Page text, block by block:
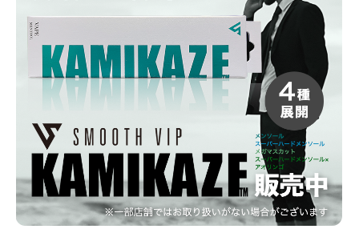
の
た
し
な
2.1
ディ
テー
ルに
こだ
わり
た